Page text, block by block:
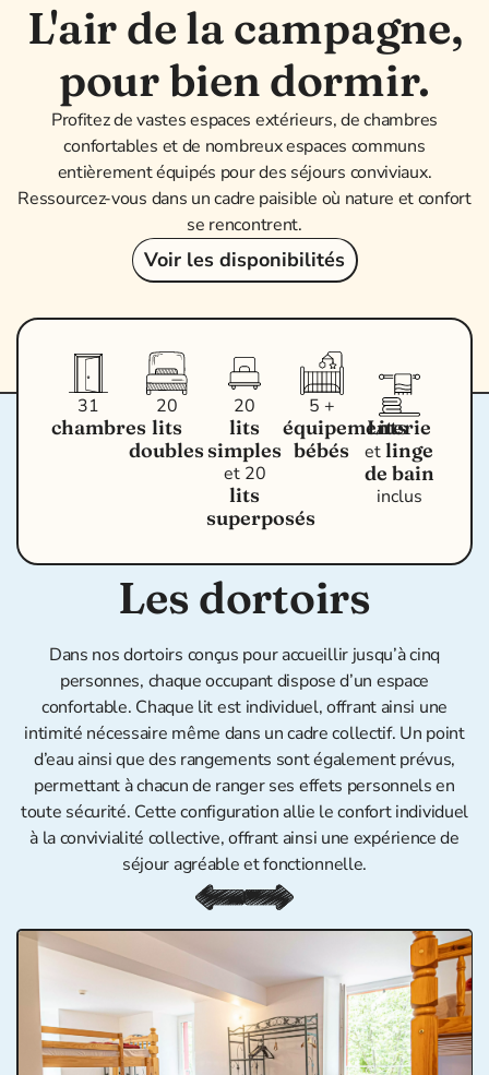
L'air de la campagne,
pour bien dormir.
Profitez de vastes espaces extérieurs, de chambres
confortables et de nombreux espaces communs
entièrement équipés pour des séjours conviviaux.
Ressourcez-vous dans un cadre paisible où nature et confort
se rencontrent.
Voir les disponibilités
31
chambres
20
lits
doubles
20
lits
simples
et 20
lits
superposés
5 +
équipements
bébés
Literie
etlinge
de bain
inclus
Les dortoirs
Dans nos dortoirs conçus pour accueillir jusqu’à cinq
personnes, chaque occupant dispose d’un espace
confortable. Chaque lit est individuel, offrant ainsi une
intimité nécessaire même dans un cadre collectif. Un point
d’eau ainsi que des rangements sont également prévus,
permettant à chacun de ranger ses effets personnels en
toute sécurité. Cette configuration allie le confort individuel
à la convivialité collective, offrant ainsi une expérience de
séjour agréable et fonctionnelle.